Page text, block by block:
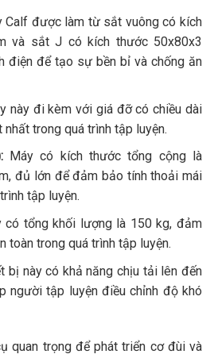
Calf được làm từ sắt vuông có kích
và sắt J có kích thước 50x80x3
điện để tạo sự bền bỉ và chống ăn
này đi kèm với giá đỡ có chiều dài
trong quá trình tập luyện.
Máy có kích thước tổng cộng là
đủ lớn để đảm bảo tính thoải mái
tập luyện.
có tổng khối lượng là 150 kg, đảm
toàn trong quá trình tập luyện.
bị này có khả năng chịu tải lên đến
người tập luyện điều chỉnh độ khó
quan trọng để phát triển cơ đùi và